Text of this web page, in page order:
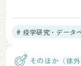
# 疫学研究・データ
そのほか（体